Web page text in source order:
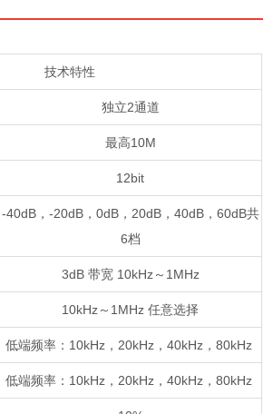
技术特性
独立2通道
最高10M
12bit
-40dB，-20dB，0dB，20dB，40dB，60dB共
6档
3dB 带宽 10kHz～1MHz
10kHz～1MHz 任意选择
低端频率：10kHz，20kHz，40kHz，80kHz
低端频率：10kHz，20kHz，40kHz，80kHz